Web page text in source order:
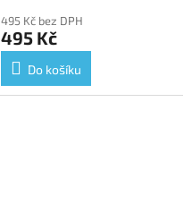
495 Kč bez DPH
495 Kč
Do košíku